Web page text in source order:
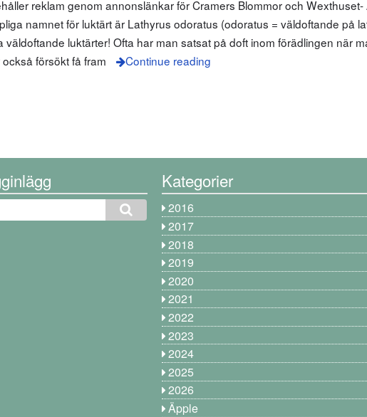
reklam genom annonslänkar för Cramers Blommor och
namnet för luktärt är Lathyrus odoratus (odoratus = väldoftande på
väldoftande luktärter! Ofta har man satsat på doft inom förädlingen när
försökt få fram
Continue reading
Kategorier
2016
2017
2018
2019
2020
2021
2022
2023
2024
2025
2026
Äpple